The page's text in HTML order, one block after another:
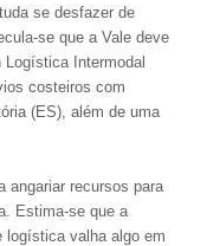
se desfazer de
se que a Vale deve
Intermodal
costeiros com
(ES), além de uma
angariar recursos para
Estima-se que a
logística valha algo em